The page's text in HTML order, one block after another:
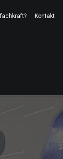
Kontakt